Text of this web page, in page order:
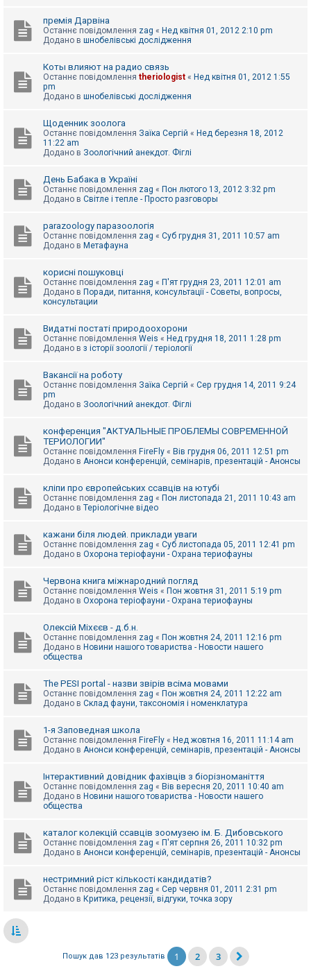
премія Дарвіна
Останнє повідомлення zag « Нед квітня 01, 2012 2:10 pm
Додано в шнобелівські дослідження
Коты влияют на радио связь
Останнє повідомлення theriologist « Нед квітня 01, 2012 1:55
pm
Додано в шнобелівські дослідження
Щоденник зоолога
Останнє повідомлення Заїка Сергій « Нед березня 18, 2012
11:22 am
Додано в Зоологічний анекдот. Фіглі
День Бабака в Україні
Останнє повідомлення zag « Пон лютого 13, 2012 3:32 pm
Додано в Світле і тепле - Просто разговоры
parazoology паразоологія
Останнє повідомлення zag « Суб грудня 31, 2011 10:57 am
Додано в Метафауна
корисні пошуковці
Останнє повідомлення zag « П'ят грудня 23, 2011 12:01 am
Додано в Поради, питання, консультації - Советы, вопросы,
консультации
Видатні постаті природоохорони
Останнє повідомлення Weis « Нед грудня 18, 2011 1:28 pm
Додано в з історії зоології / теріології
Вакансії на роботу
Останнє повідомлення Заїка Сергій « Сер грудня 14, 2011 9:24
pm
Додано в Зоологічний анекдот. Фіглі
конференция "АКТУАЛЬНЫЕ ПРОБЛЕМЫ СОВРЕМЕННОЙ
ТЕРИОЛОГИИ"
Останнє повідомлення FireFly « Вів грудня 06, 2011 12:51 pm
Додано в Анонси конференцій, семінарів, презентацій - Анонсы
кліпи про європейських ссавців на ютубі
Останнє повідомлення zag « Пон листопада 21, 2011 10:43 am
Додано в Теріологічне відео
кажани біля людей. приклади уваги
Останнє повідомлення zag « Суб листопада 05, 2011 12:41 pm
Додано в Охорона теріофауни - Охрана териофауны
Червона книга міжнародний погляд
Останнє повідомлення Weis « Пон жовтня 31, 2011 5:19 pm
Додано в Охорона теріофауни - Охрана териофауны
Олексій Міхєєв - д.б.н.
Останнє повідомлення zag « Пон жовтня 24, 2011 12:16 pm
Додано в Новини нашого товариства - Новости нашего
общества
The PESI portal - назви звірів всіма мовами
Останнє повідомлення zag « Пон жовтня 24, 2011 12:22 am
Додано в Склад фауни, таксономія і номенклатура
1-я Заповедная школа
Останнє повідомлення FireFly « Нед жовтня 16, 2011 11:14 am
Додано в Анонси конференцій, семінарів, презентацій - Анонсы
Інтерактивний довідник фахівців з біорізноманіття
Останнє повідомлення zag « Вів вересня 20, 2011 10:40 am
Додано в Новини нашого товариства - Новости нашего
общества
каталог колекцій ссавців зоомузею ім. Б. Дибовського
Останнє повідомлення zag « П'ят серпня 26, 2011 10:32 pm
Додано в Анонси конференцій, семінарів, презентацій - Анонсы
нестримний ріст кількості кандидатів?
Останнє повідомлення zag « Сер червня 01, 2011 2:31 pm
Додано в Критика, рецензії, відгуки, точка зору
Пошук дав 123 результатів 1 2 3